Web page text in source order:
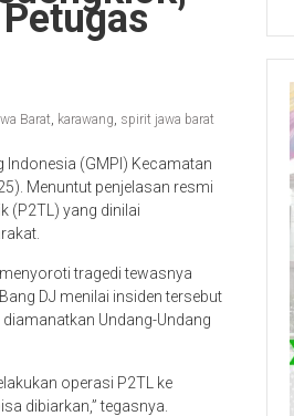
Barat, karawang, spirit jawa barat
Indonesia (GMPI) Kecamatan
Menuntut penjelasan resmi
(P2TL) yang dinilai
menyoroti tragedi tewasnya
DJ menilai insiden tersebut
Undang-Undang
operasi P2TL ke
dibiarkan,” tegasnya.